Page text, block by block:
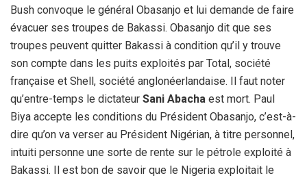
Bush convoque le général Obasanjo et lui demande de faire
évacuer ses troupes de Bakassi. Obasanjo dit que ses
troupes peuvent quitter Bakassi à condition qu’il y trouve
son compte dans les puits exploités par Total, société
française et Shell, société anglonéerlandaise. Il faut noter
qu’entre-temps le dictateur Sani Abacha est mort. Paul
Biya accepte les conditions du Président Obasanjo, c’est-à-
dire qu’on va verser au Président Nigérian, à titre personnel,
intuiti personne une sorte de rente sur le pétrole exploité à
Bakassi. Il est bon de savoir que le Nigeria exploitait le